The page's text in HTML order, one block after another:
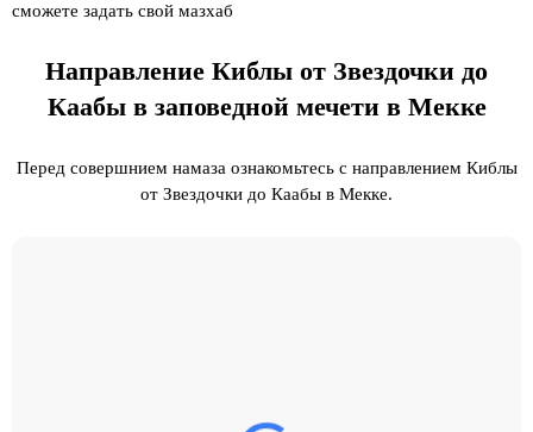
сможете задать свой мазхаб
Направление Киблы от Звездочки до
Каабы в заповедной мечети в Мекке
Перед совершнием намаза ознакомьтесь с направлением Киблы
от Звездочки до Каабы в Мекке.